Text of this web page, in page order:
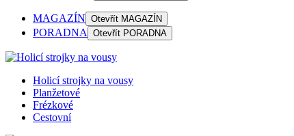
MAGAZÍN Otevřít MAGAZÍN
PORADNA Otevřít PORADNA
Holicí strojky na vousy
Planžetové
Frézkové
Cestovní